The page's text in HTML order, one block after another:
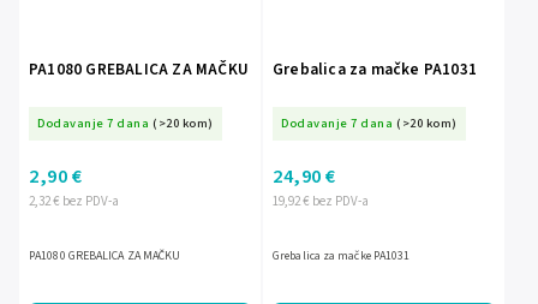
PA1080 GREBALICA ZA MAČKU
Dodavanje 7 dana (>20 kom)
2,32 € bez PDV-a
2,90 €
PA1080 GREBALICA ZA MAČKU
Grebalica za mačke PA1031
Dodavanje 7 dana (>20 kom)
19,92 € bez PDV-a
24,90 €
Grebalica za mačke PA1031